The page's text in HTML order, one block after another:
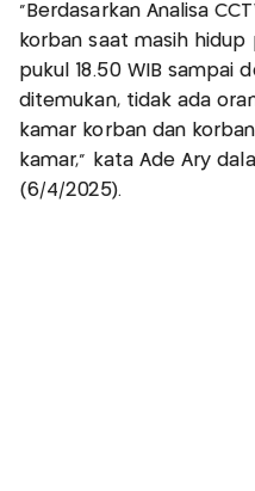
“Berdasarkan Analisa
korban saat masih
pukul 18.50 WIB sampai
ditemukan, tidak ada
kamar korban dan
kamar,” kata Ade Ary
(6/4/2025).